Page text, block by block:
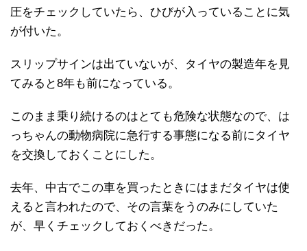
圧をチェックしていたら、ひびが入っていることに気
が付いた。
スリップサインは出ていないが、タイヤの製造年を見
てみると8年も前になっている。
このまま乗り続けるのはとても危険な状態なので、は
っちゃんの動物病院に急行する事態になる前にタイヤ
を交換しておくことにした。
去年、中古でこの車を買ったときにはまだタイヤは使
えると言われたので、その言葉をうのみにしていた
が、早くチェックしておくべきだった。